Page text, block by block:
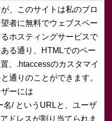
、このサイトは私のブロ
者に無料でウェブスペー
ホスティングサービスで
ある通り、HTMLでのペー
、.htaccessのカスタマイ
通りのことができます。
ーには
名/ というURLと、ユーザ
ドレスが割り当てられま